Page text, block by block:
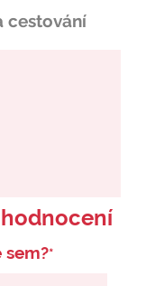
cestování
sem?*